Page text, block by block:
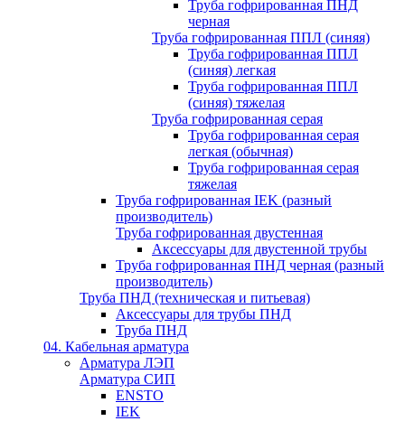
Труба гофрированная ПНД
черная
Труба гофрированная ППЛ (синяя)
Труба гофрированная ППЛ
(синяя) легкая
Труба гофрированная ППЛ
(синяя) тяжелая
Труба гофрированная серая
Труба гофрированная серая
легкая (обычная)
Труба гофрированная серая
тяжелая
Труба гофрированная IEK (разный
производитель)
Труба гофрированная двустенная
Аксессуары для двустенной трубы
Труба гофрированная ПНД черная (разный
производитель)
Труба ПНД (техническая и питьевая)
Аксессуары для трубы ПНД
Труба ПНД
04. Кабельная арматура
Арматура ЛЭП
Арматура СИП
ENSTO
IEK